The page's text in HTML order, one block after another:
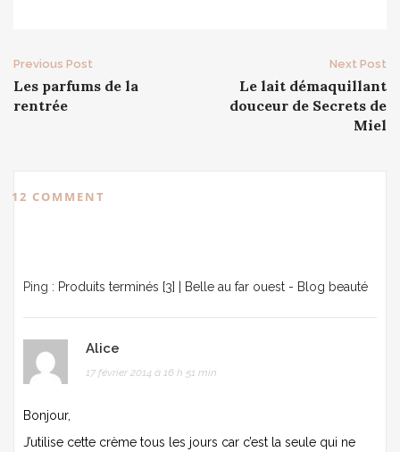
Post
navigation
Previous Post
Les parfums de la
rentrée
Next Post
Le lait démaquillant
douceur de Secrets de
Miel
12 COMMENT
Ping : Produits terminés [3] | Belle au far ouest - Blog beauté
Alice
17 février 2014 à 16 h 51 min
Bonjour,
J’utilise cette crème tous les jours car c’est la seule qui ne